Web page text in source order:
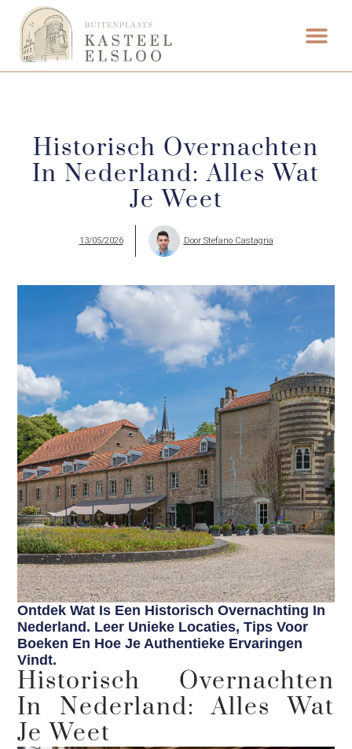
Historisch Overnachten
In Nederland: Alles Wat
Je Weet
13/05/2026 DoorStefano Castagna
Ontdek Wat Is Een Historisch Overnachting In
Nederland. Leer Unieke Locaties, Tips Voor
Boeken En Hoe Je Authentieke Ervaringen
Vindt.
Historisch Overnachten
In Nederland: Alles Wat
Je Weet